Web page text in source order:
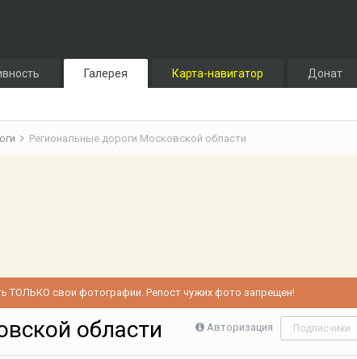
Галерея Карта-навигатор Донат
Региональные дороги Московской области
свои фотографии. Репост чужих фото запрещен!
Авторизация Подписчики
области